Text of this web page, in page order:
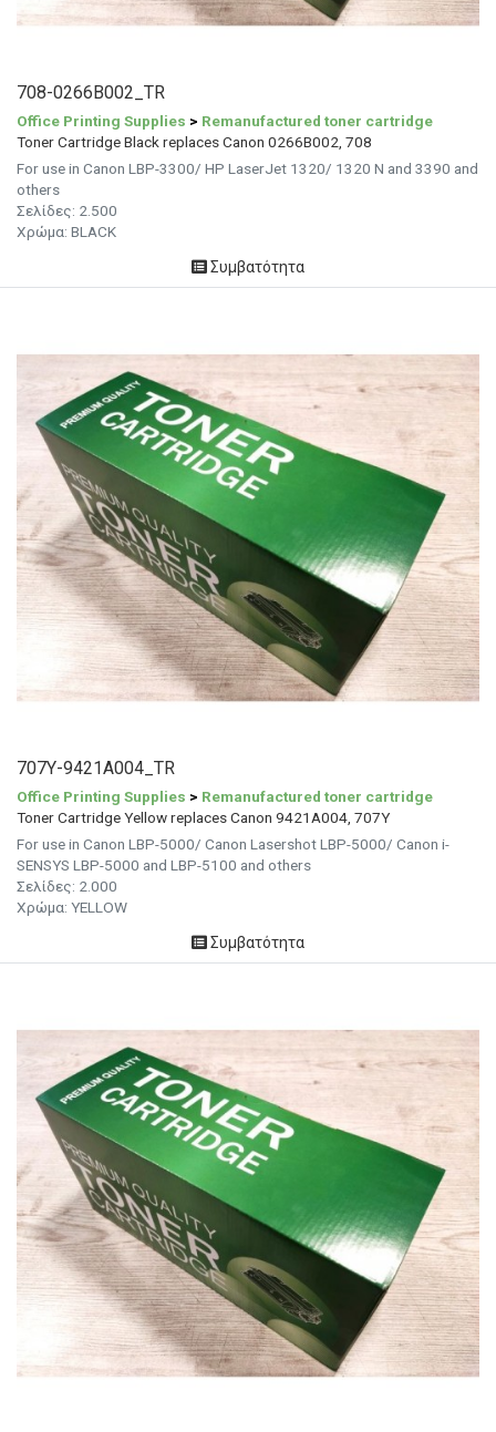
708-0266B002_TR
Office Printing Supplies > Remanufactured toner cartridge
Toner Cartridge Black replaces Canon 0266B002, 708
For use in Canon LBP-3300/ HP LaserJet 1320/ 1320 N and 3390 and
others
Σελίδες: 2.500
Χρώμα: BLACK
Συμβατότητα
707Y-9421A004_TR
Office Printing Supplies > Remanufactured toner cartridge
Toner Cartridge Yellow replaces Canon 9421A004, 707Y
For use in Canon LBP-5000/ Canon Lasershot LBP-5000/ Canon i-
SENSYS LBP-5000 and LBP-5100 and others
Σελίδες: 2.000
Χρώμα: YELLOW
Συμβατότητα